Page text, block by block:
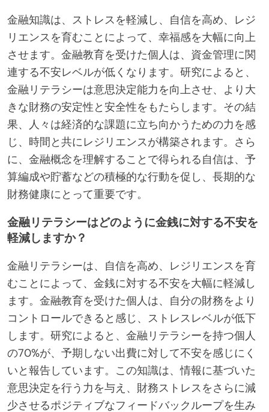
金融知識は、ストレスを軽減し、自信を高め、レジ
リエンスを育むことによって、幸福感を大幅に向上
させます。金融教育を受けた個人は、資金管理に関
連する不安レベルが低くなります。研究によると、
金融リテラシーは意思決定能力を向上させ、より大
きな財務の安定性と安全性をもたらします。その結
果、人々は経済的な課題に立ち向かうための力を感
じ、時間と共にレジリエンスが構築されます。さら
に、金融概念を理解することで得られる自信は、予
算編成や貯蓄などの積極的な行動を促し、長期的な
財務健康にとって重要です。
金融リテラシーはどのように金銭に対する不安を
軽減しますか？
金融リテラシーは、自信を高め、レジリエンスを育
むことによって、金銭に対する不安を大幅に軽減し
ます。金融教育を受けた個人は、自分の財務をより
コントロールできると感じ、ストレスレベルが低下
します。研究によると、金融リテラシーを持つ個人
の70%が、予期しない出費に対して不安を感じにく
いと報告しています。この知識は、情報に基づいた
意思決定を行う力を与え、財務ストレスをさらに減
少させるポジティブなフィードバックループを生み